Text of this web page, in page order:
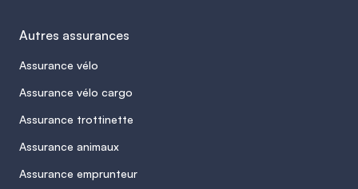
Autres assurances
Assurance vélo
Assurance vélo cargo
Assurance trottinette
Assurance animaux
Assurance emprunteur